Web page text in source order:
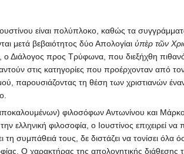
είναι πολύπλοκο, καθώς τα
μετά βεβαιότητος δύο Απολογίαι ὑπὲρ τῶν
ο Διάλογος προς Τρύφωνα, που διεξήχθη
στις κατηγορίες που προέρχονταν από
παρουσιάζοντας τη θέση των χριστιανών
φιλοσόφων Αντωνίνου και
ελληνική φιλοσοφία, ο Ιουστίνος επιχειρεί
τη συμπάθειά τους, δε διστάζει να τονίσει
Ο χαρακτήρας της απολογητικής διάθεσης